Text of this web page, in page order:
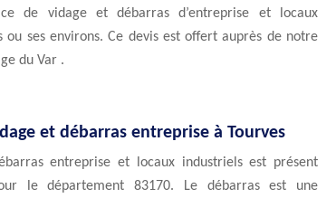
de vidage et débarras d’entreprise et locaux
ou ses environs. Ce devis est offert auprès de notre
du Var .
et débarras entreprise à Tourves
entreprise et locaux industriels est présent
le département 83170. Le débarras est une